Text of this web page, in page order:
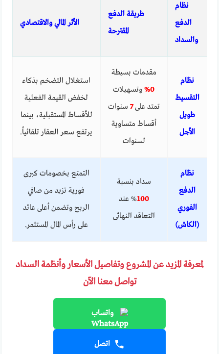
نظام
الدفع
والسداد
طريقة الدفع
المقترحة
الأثر المالي والاقتصادي
نظام
التقسيط
طويل
الأجل
مقدمات بسيطة
0% وتسهيلات
تمتد على7 سنوات
أقساط متساوية
لسنوات
استغلال التضخم بذكاء
لخفض القيمة الفعلية
للأقساط المستقبلية، بينما
يرتفع سعر العقار تلقائياً.
نظام
الدفع
الفوري
(الكاش)
سداد بنسبة
100% عند
التعاقد النهائى
التمتع بخصومات كبرى
فورية تزيد من صافي
الربح وتضمن أعلى عائد
على رأس المال المستثمر.
لمعرفة المزيد عن المشروع وتفاصيل الأسعار وأنظمة السداد
تواصل معنا الآن
واتساب
اتصل